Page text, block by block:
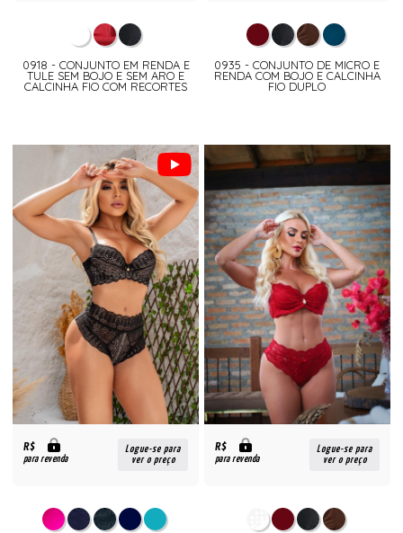
0918 - CONJUNTO EM RENDA E
TULE SEM BOJO E SEM ARO E
CALCINHA FIO COM RECORTES
0935 - CONJUNTO DE MICRO E
RENDA COM BOJO E CALCINHA
FIO DUPLO
R$
para revenda
Logue-se para
ver o preço
R$
para revenda
Logue-se para
ver o preço